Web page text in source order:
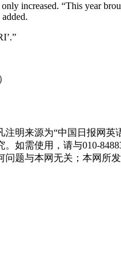
increased. “This year
注明来源为“中国日报网
如需使用，请与010-
题与本网无关；本网所